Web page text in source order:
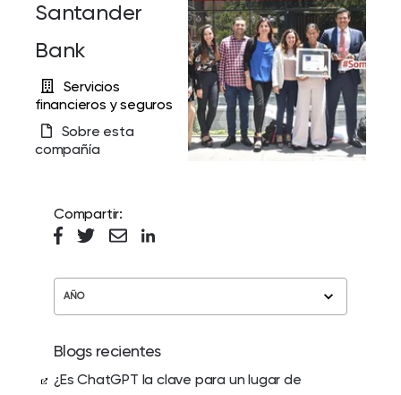
Santander
Bank
Servicios
financieros y seguros
Sobre esta
compañía
Compartir:
AÑO
Blogs recientes
¿Es ChatGPT la clave para un lugar de